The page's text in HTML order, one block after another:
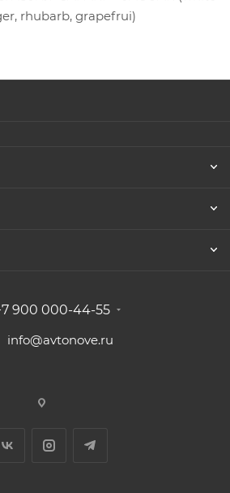
rhubarb, grapefrui)
900 000-44-55
info@avtonove.ru